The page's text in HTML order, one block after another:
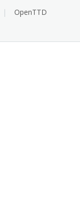
OpenTTD